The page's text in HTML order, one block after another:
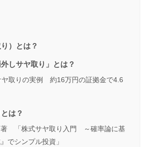
）とは？
しサヤ取り」とは？
ヤ取りの実例 約16万円の証拠金で4.6
は？
著 「株式サヤ取り入門 ～確率論に基
でシンプル投資」